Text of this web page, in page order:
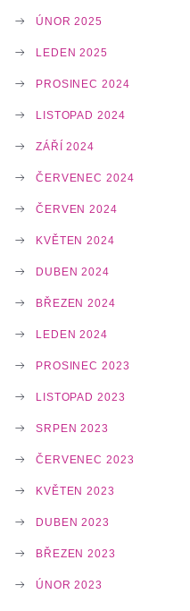
ÚNOR 2025
LEDEN 2025
PROSINEC 2024
LISTOPAD 2024
ZÁŘÍ 2024
ČERVENEC 2024
ČERVEN 2024
KVĚTEN 2024
DUBEN 2024
BŘEZEN 2024
LEDEN 2024
PROSINEC 2023
LISTOPAD 2023
SRPEN 2023
ČERVENEC 2023
KVĚTEN 2023
DUBEN 2023
BŘEZEN 2023
ÚNOR 2023